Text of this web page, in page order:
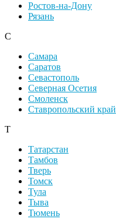
Ростов-на-Дону
Рязань
С
Самара
Саратов
Севастополь
Северная Осетия
Смоленск
Ставропольский край
Т
Татарстан
Тамбов
Тверь
Томск
Тула
Тыва
Тюмень